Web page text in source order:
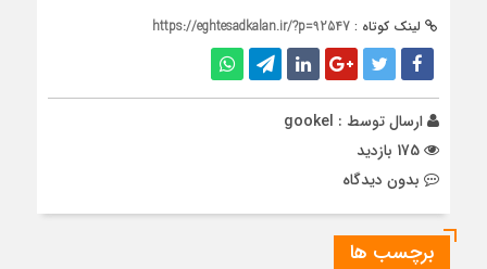
لینک کوتاه : https://eghtesadkalan.ir/?p=92547
ارسال توسط : gookel
بدون دیدگاه
برچسب ها